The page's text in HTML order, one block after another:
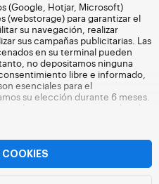
(Google, Hotjar, Microsoft)
(webstorage) para garantizar el
su navegación, realizar
sus campañas publicitarias. Las
en su terminal pueden
no depositamos ninguna
libre e informado,
esenciales para el
su elección durante 6 meses.
cualquier momento accediendo
cookies u otros rastreadores.
servicios Distri-auto.es. Para
de cookies y otros rastreadores
COOKIES